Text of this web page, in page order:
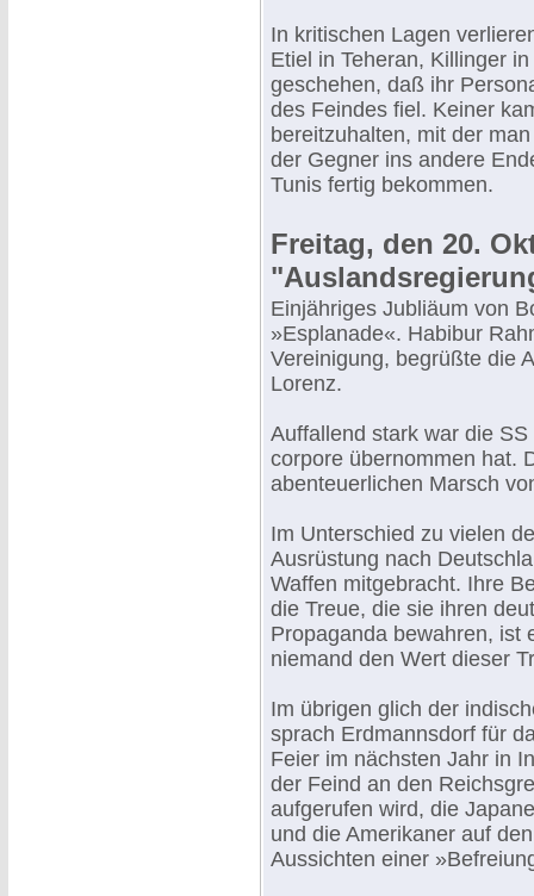
In kritischen Lagen
Etiel in Teheran, Killinger
geschehen, daß ihr
des Feindes fiel. Keiner
bereitzuhalten, mit der
der Gegner ins andere
Tunis fertig bekommen.
Freitag, den 20.
Einjähriges Jubliäum von
»Esplanade«. Habibur
Vereinigung, begrüßte die
Lorenz.
Auffallend stark war die
corpore übernommen hat.
abenteuerlichen Marsch
Im Unterschied zu vielen
Ausrüstung nach
Waffen mitgebracht. Ihre
die Treue, die sie ihren
Propaganda bewahren, ist
niemand den Wert dieser
Im übrigen glich der
sprach Erdmannsdorf für
Feier im nächsten Jahr in
der Feind an den
aufgerufen wird, die
und die Amerikaner auf
Aussichten einer